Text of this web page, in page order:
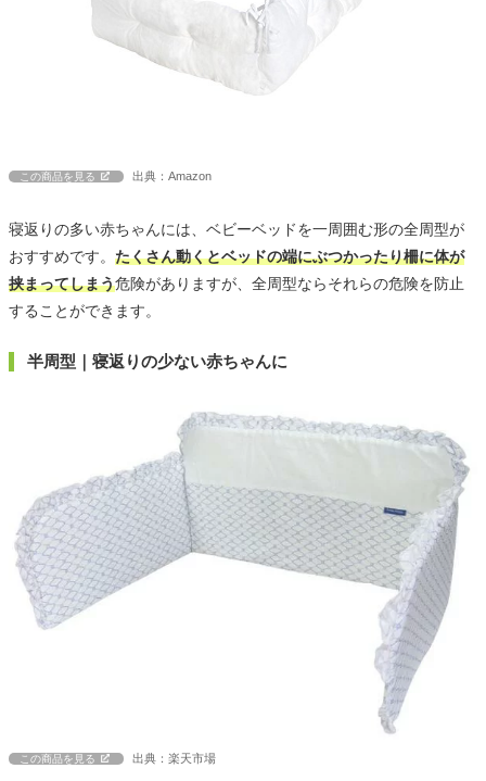
この商品を見る 出典：Amazon
寝返りの多い赤ちゃんには、ベビーベッドを一周囲む形の全周型が
おすすめです。 たくさん動くとベッドの端にぶつかったり柵に体が
挟まってしまう危険がありますが、全周型ならそれらの危険を防止
することができます。
半周型｜寝返りの少ない赤ちゃんに
この商品を見る 出典：楽天市場